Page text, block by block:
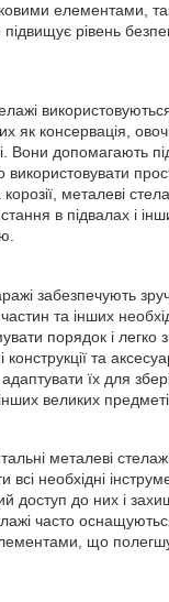
елементами,
рівень
як консервація,
Вони допомагають
корозії, металеві
в підвалах і
забезпечують
та інших
порядок і легко
та
їх для
великих
металеві
всі необхідні
доступ до них і
часто
що